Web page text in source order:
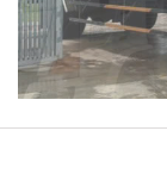
SẢN
NHU